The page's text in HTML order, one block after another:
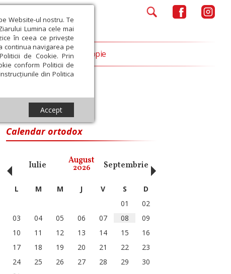
Website-ul nostru. Te
Lumina cele mai
în ceea ce privește
continua navigarea pe
de Cookie. Prin
conform Politicii de
din Politica
Accept
Opinii Filantropie
Calendar ortodox
Iulie August
2026 Septembrie Octombrie
‹ L M M J V S
D
01
02
03
04 05 06 07 08
09
10
11 12 13 14 15
16
17
18 19 20 21 22
23
24
25 26 27 28 29
30